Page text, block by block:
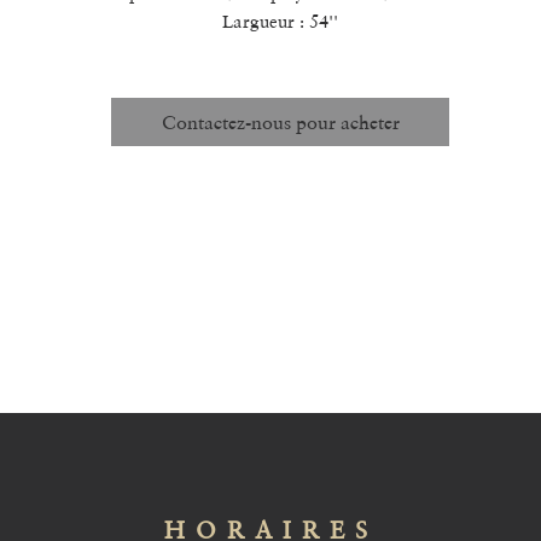
Largueur : 54''
Contactez-nous pour acheter
HORAIRES